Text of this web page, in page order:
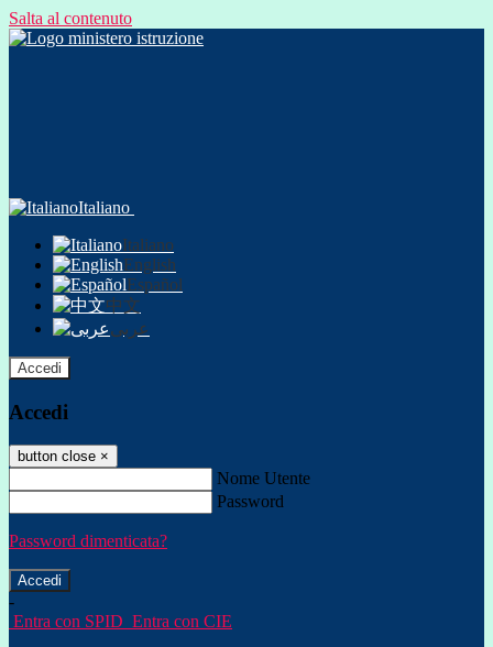
Salta al contenuto
Italiano
Italiano
English
Español
中文
عربى
Accedi
Accedi
button close ×
Nome Utente
Password
Password dimenticata?
-
Entra con SPID Entra con CIE